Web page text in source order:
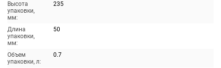
Высота
упаковки,
мм:
235
Длина
упаковки,
мм:
50
Объем
упаковки, л:
0.7